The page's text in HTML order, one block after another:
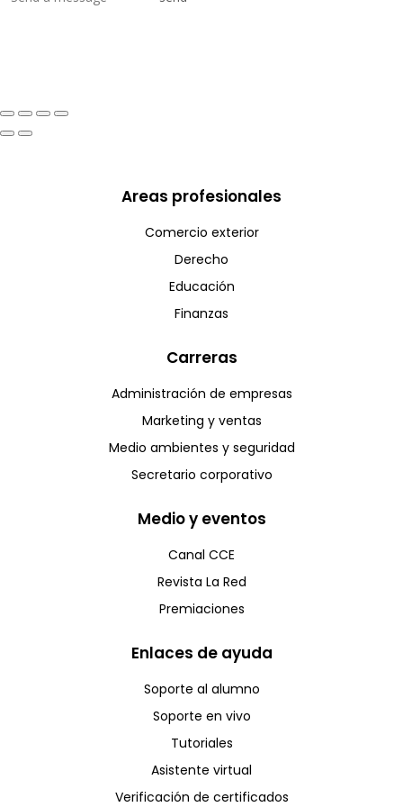
Areas profesionales
Comercio exterior
Derecho
Educación
Finanzas
Carreras
Administración de empresas
Marketing y ventas
Medio ambientes y seguridad
Secretario corporativo
Medio y eventos
Canal CCE
Revista La Red
Premiaciones
Enlaces de ayuda
Soporte al alumno
Soporte en vivo
Tutoriales
Asistente virtual
Verificación de certificados